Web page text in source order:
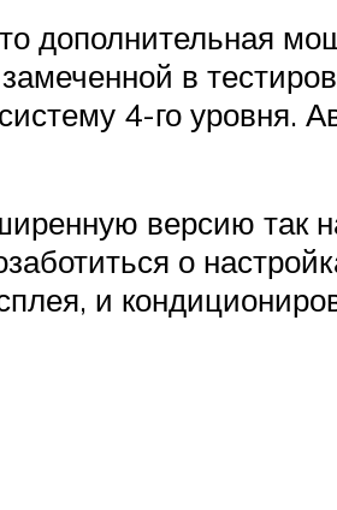
дополнительная
в
4-го уровня.
версию так
о
и